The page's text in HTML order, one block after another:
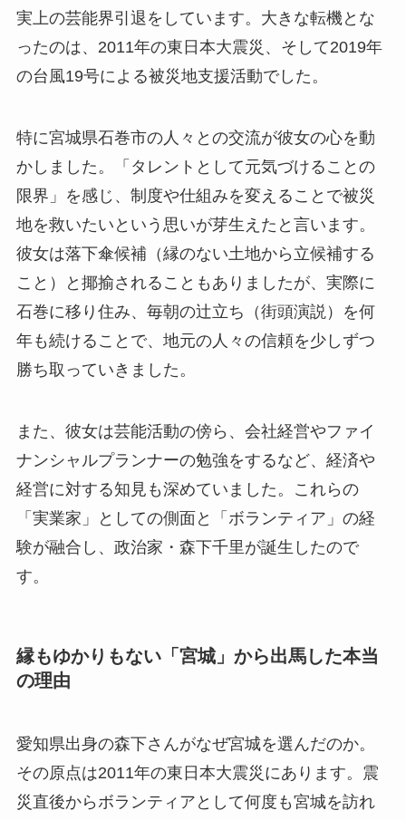
実上の芸能界引退をしています。大きな転機とな
ったのは、2011年の東日本大震災、そして2019年
の台風19号による被災地支援活動でした。
特に宮城県石巻市の人々との交流が彼女の心を動
かしました。「タレントとして元気づけることの
限界」を感じ、制度や仕組みを変えることで被災
地を救いたいという思いが芽生えたと言います。
彼女は落下傘候補（縁のない土地から立候補する
こと）と揶揄されることもありましたが、実際に
石巻に移り住み、毎朝の辻立ち（街頭演説）を何
年も続けることで、地元の人々の信頼を少しずつ
勝ち取っていきました。
また、彼女は芸能活動の傍ら、会社経営やファイ
ナンシャルプランナーの勉強をするなど、経済や
経営に対する知見も深めていました。これらの
「実業家」としての側面と「ボランティア」の経
験が融合し、政治家・森下千里が誕生したので
す。
縁もゆかりもない「宮城」から出馬した本当
の理由
愛知県出身の森下さんがなぜ宮城を選んだのか。
その原点は2011年の東日本大震災にあります。震
災直後からボランティアとして何度も宮城を訪れ